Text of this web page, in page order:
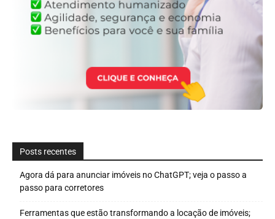
Posts recentes
Agora dá para anunciar imóveis no ChatGPT; veja o passo a
passo para corretores
Ferramentas que estão transformando a locação de imóveis;